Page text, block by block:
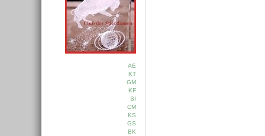
AE
KT
GM
KF
SI
CM
KS
GS
BK